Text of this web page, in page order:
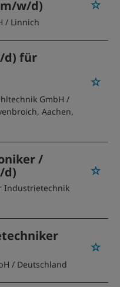
w/d)
/ Linnich
d) für
GmbH /
Aachen,
/
d)
Industrietechnik
/ Deutschland